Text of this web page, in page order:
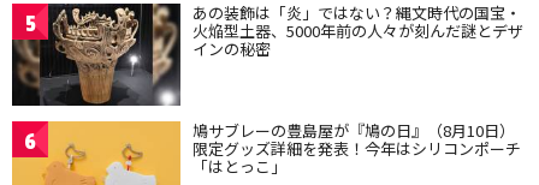
5 あの装飾は「炎」ではない？縄文時代の国宝・
火焔型土器、5000年前の人々が刻んだ謎とデザ
インの秘密
6 鳩サブレーの豊島屋が『鳩の日』（8月10日）
限定グッズ詳細を発表！今年はシリコンポーチ
「はとっこ」